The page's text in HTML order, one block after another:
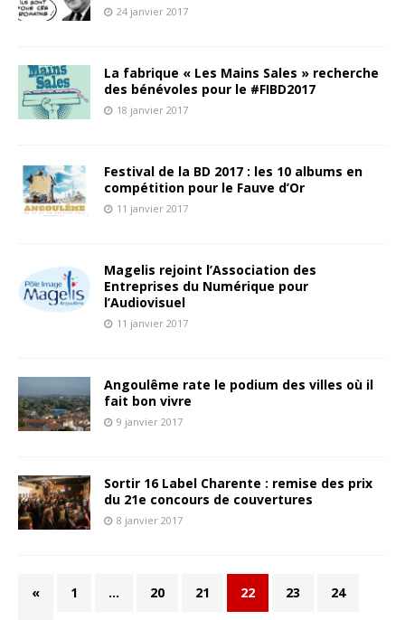
24 janvier 2017
La fabrique « Les Mains Sales » recherche
des bénévoles pour le #FIBD2017
18 janvier 2017
Festival de la BD 2017 : les 10 albums en
compétition pour le Fauve d’Or
11 janvier 2017
Magelis rejoint l’Association des
Entreprises du Numérique pour
l’Audiovisuel
11 janvier 2017
Angoulême rate le podium des villes où il
fait bon vivre
9 janvier 2017
Sortir 16 Label Charente : remise des prix
du 21e concours de couvertures
8 janvier 2017
« 1 … 20 21 22 23 24